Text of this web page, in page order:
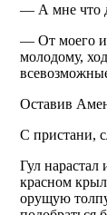
— А мне что
— От моего
молодому,
Оставив
С пристани,
Гул
красном
орущую